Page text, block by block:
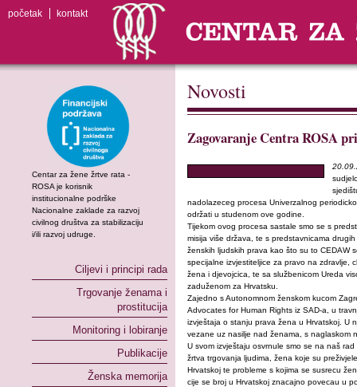
početak kontakt
Centar za žene žrtve rata -
ROSA je korisnik
institucionalne podrške
Nacionalne zaklade za razvoj
civilnog društva za stabilizaciju
i/ili razvoj udruge.
Ciljevi i principi rada
Trgovanje ženama i
prostitucija
Monitoring i lobiranje
Publikacije
Ženska memorija
Novosti
Zagovaranje Centra ROSA
nadolazeceg procesa Univerzalnog
održati u studenom ove godine.
Tijekom ovog procesa sastale smo se s
misija više država, te s predstavnicama
ženskih ljudskih prava kao što su to CEDAW
specijalne izvjestiteljice za pravo na zdravlje,
žena i djevojcica, te sa službenicom Ureda
zaduženom za Hrvatsku.
Zajedno s Autonomnom ženskom kucom
Advocates for Human Rights iz SAD-a, u
izvještaja o stanju prava žena u Hrvatskoj. U
vezane uz nasilje nad ženama, s naglaskom
U svom izvještaju osvrnule smo se na naš
žrtva trgovanja ljudima, žena koje su
Hrvatskoj te probleme s kojima se susrecu
cije se broj u Hrvatskoj znacajno povecau u